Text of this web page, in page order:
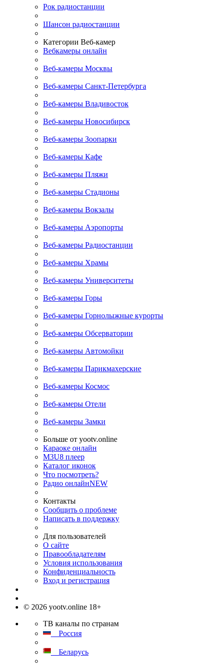
Рок радиостанции
Шансон радиостанции
Категории Веб-камер
Вебкамеры онлайн
Веб-камеры Москвы
Веб-камеры Санкт-Петербурга
Веб-камеры Владивосток
Веб-камеры Новосибирск
Веб-камеры Зоопарки
Веб-камеры Кафе
Веб-камеры Пляжи
Веб-камеры Стадионы
Веб-камеры Вокзалы
Веб-камеры Аэропорты
Веб-камеры Радиостанции
Веб-камеры Храмы
Веб-камеры Университеты
Веб-камеры Горы
Веб-камеры Горнолыжные курорты
Веб-камеры Обсерватории
Веб-камеры Автомойки
Веб-камеры Парикмахерские
Веб-камеры Космос
Веб-камеры Отели
Веб-камеры Замки
Больше от yootv.online
Караоке онлайн
M3U8 плеер
Каталог иконок
Что посмотреть?
Радио онлайнNEW
Контакты
Сообщить о проблеме
Написать в поддержку
Для пользователей
О сайте
Правообладателям
Условия использования
Конфиденциальность
Вход и регистрация
© 2026 yootv.online 18+
ТВ каналы по странам
Россия
Беларусь